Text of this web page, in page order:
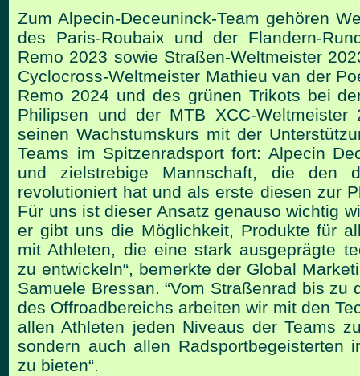
Zum Alpecin-Deceuninck-Team gehören
des Paris-Roubaix und der Flandern-
Remo 2023 sowie Straßen-Weltmeister
Cyclocross-Weltmeister Mathieu van der
Remo 2024 und des grünen Trikots bei
Philipsen und der MTB XCC-
seinen Wachstumskurs mit der
Teams im Spitzenradsport fort: Alpecin
und zielstrebige Mannschaft, die den
revolutioniert hat und als erste diesen zur
Für uns ist dieser Ansatz genauso wichtig
er gibt uns die Möglichkeit, Produkte für
mit Athleten, die eine stark ausgeprägte
zu entwickeln“, bemerkte der Global
Samuele Bressan. “Vom Straßenrad bis zu
des Offroadbereichs arbeiten wir mit den
allen Athleten jeden Niveaus der Teams
sondern auch allen Radsportbegeisterten
zu bieten“.